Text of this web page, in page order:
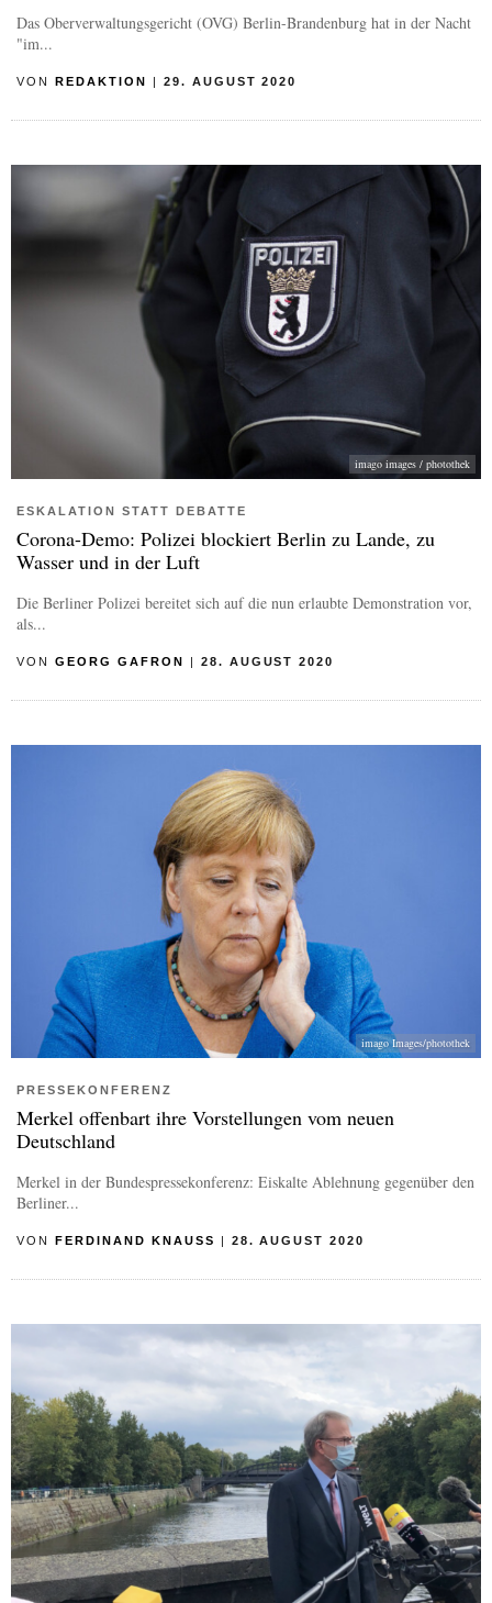
Das Oberverwaltungsgericht (OVG) Berlin-Brandenburg hat in der Nacht
"im...
VON REDAKTION 29. AUGUST 2020
imago images / photothek
ESKALATION STATT DEBATTE
Corona-Demo: Polizei blockiert Berlin zu Lande, zu
Wasser und in der Luft
Die Berliner Polizei bereitet sich auf die nun erlaubte Demonstration vor,
als...
VON GEORG GAFRON | 28. AUGUST 2020
imago Images/photothek
PRESSEKONFERENZ
Merkel offenbart ihre Vorstellungen vom neuen
Deutschland
Merkel in der Bundespressekonferenz: Eiskalte Ablehnung gegenüber den
Berliner...
VON FERDINAND KNAUSS | 28. AUGUST 2020